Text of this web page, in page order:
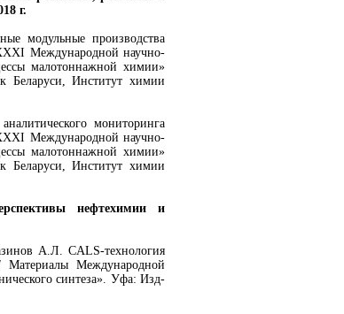
г.
модульные производства
Международной научно-
малотоннажной химии»
Беларуси, Институт химии
мониторинга
Международной научно-
малотоннажной химии»
Беларуси, Институт химии
нефтехимии и
А.Л. CALS-технология
Международной
синтеза». Уфа: Изд-